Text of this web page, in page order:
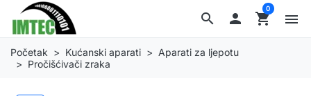
search  shopping_cart
0
menu
Početak Kućanski aparati
Aparati za ljepotu
Pročišćivači zraka